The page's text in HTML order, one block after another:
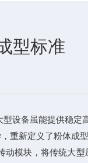
型标准
备虽能提供稳定
新定义了粉体成型
模块，将传统大